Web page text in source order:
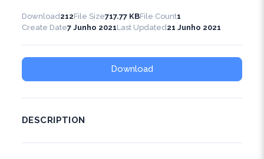
Download212File Size717.77 KBFile Count1
Create Date7 Junho 2021Last Updated21 Junho 2021
Download
DESCRIPTION